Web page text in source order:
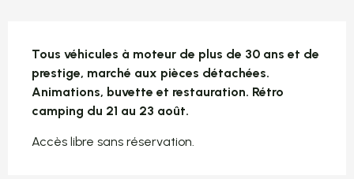
Tous véhicules à moteur de plus de 30 ans et de
prestige, marché aux pièces détachées.
Animations, buvette et restauration. Rétro
camping du 21 au 23 août.
Accès libre sans réservation.